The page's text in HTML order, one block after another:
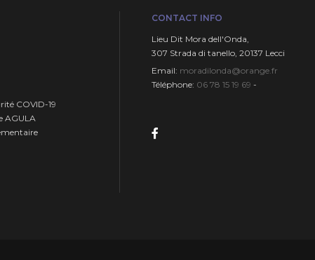
COVID-19
AGULA
CONTACT INFO
Lieu Dit Mora deIl'Onda,
307 Strada di tanello, 20137 Lecci
Email: moradilonda@orange.fr
Téléphone: 06 78 15 19 69 -